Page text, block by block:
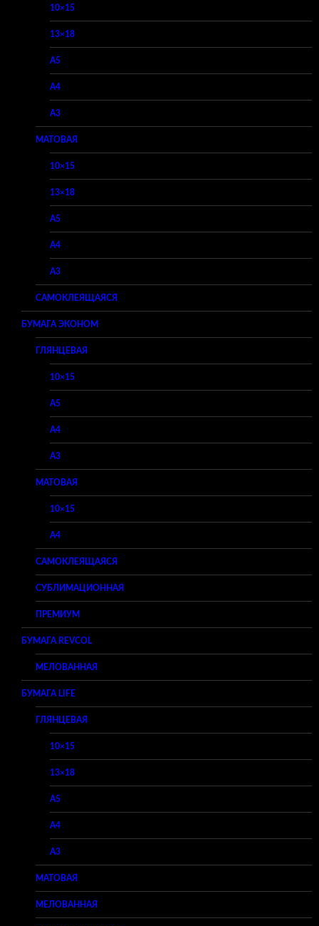
10×15
13×18
A5
A4
A3
МАТОВАЯ
10×15
13×18
A5
A4
A3
САМОКЛЕЯЩАЯСЯ
БУМАГА ЭКОНОМ
ГЛЯНЦЕВАЯ
10×15
A5
A4
A3
МАТОВАЯ
10×15
A4
САМОКЛЕЯЩАЯСЯ
СУБЛИМАЦИОННАЯ
ПРЕМИУМ
БУМАГА REVCOL
МЕЛОВАННАЯ
БУМАГА LIFE
ГЛЯНЦЕВАЯ
10×15
13×18
A5
A4
A3
МАТОВАЯ
МЕЛОВАННАЯ